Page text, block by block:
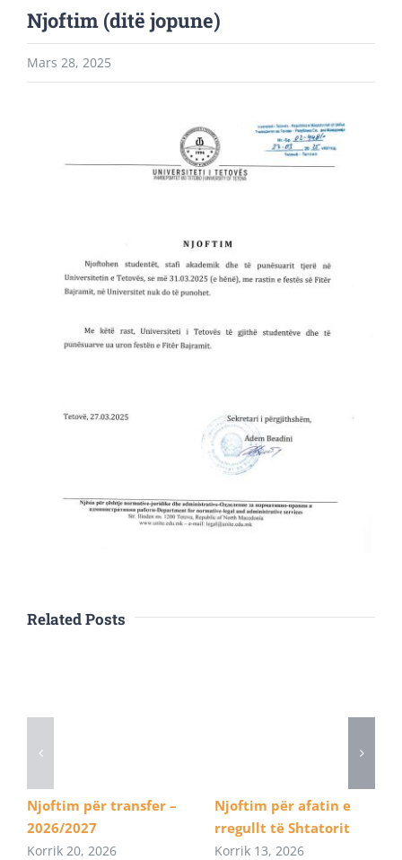
Njoftim (ditë jopune)
Mars 28, 2025
Related Posts
Njoftim për transfer –
2026/2027
Korrik 20, 2026
Njoftim për afatin e
rregullt të Shtatorit
Korrik 13, 2026